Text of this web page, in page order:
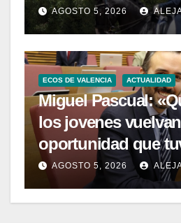
en San Jorge y
plata en Intermedia
AGOSTO 5, 2026
ECOS DE VALENCIA ACTUALIDAD
Miguel Pascual:
los jovenes
oportunidad que
padres y sus
tener su propia
AGOSTO 5, 2026